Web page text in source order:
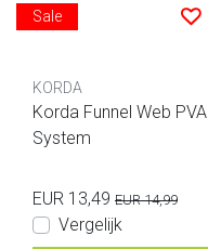
Sale
KORDA
Korda Funnel Web PVA
System
EUR 13,49 EUR 14,99
Vergelijk